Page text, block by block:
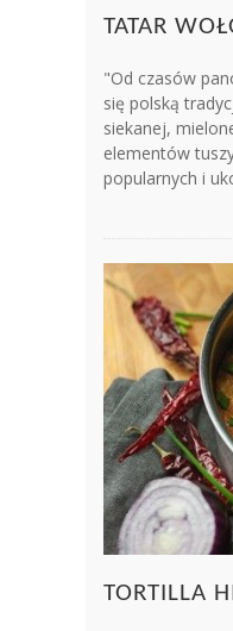
TATAR
"Od czasów
się polską
siekanej,
elementów
popularnych i
TORTILLA